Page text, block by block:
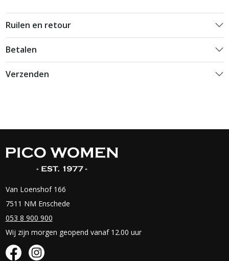
Ruilen en retour
Betalen
Verzenden
Van Loenshof 166
7511 NM Enschede
053 8 900 900
Wij zijn morgen geopend vanaf 12.00 uur